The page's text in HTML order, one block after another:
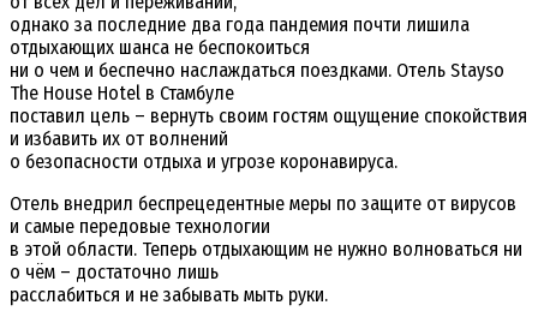
однако за последние два года пандемия почти лишила
отдыхающих шанса не беспокоиться
ни о чем и беспечно наслаждаться поездками. Отель Stayso
The House Hotel в Стамбуле
поставил цель – вернуть своим гостям ощущение спокойствия
и избавить их от волнений
о безопасности отдыха и угрозе коронавируса.
Отель внедрил беспрецедентные меры по защите от вирусов
и самые передовые технологии
в этой области. Теперь отдыхающим не нужно волноваться ни
о чём – достаточно лишь
расслабиться и не забывать мыть руки.